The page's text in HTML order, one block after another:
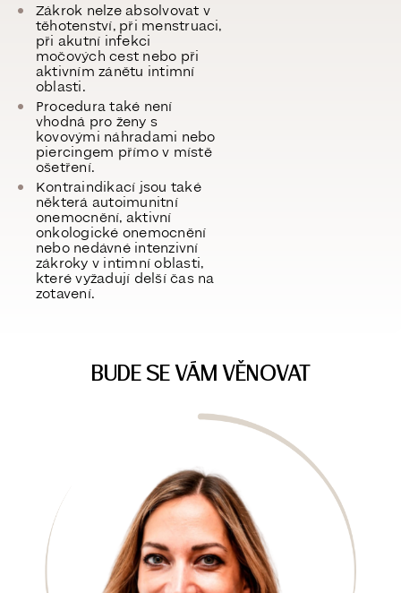
Zákrok nelze absolvovat v
těhotenství, při menstruaci,
při akutní infekci
močových cest nebo při
aktivním zánětu intimní
oblasti.
Procedura také není
vhodná pro ženy s
kovovými náhradami nebo
piercingem přímo v místě
ošetření.
Kontraindikací jsou také
některá autoimunitní
onemocnění, aktivní
onkologické onemocnění
nebo nedávné intenzivní
zákroky v intimní oblasti,
které vyžadují delší čas na
zotavení.
BUDE SE VÁM VĚNOVAT